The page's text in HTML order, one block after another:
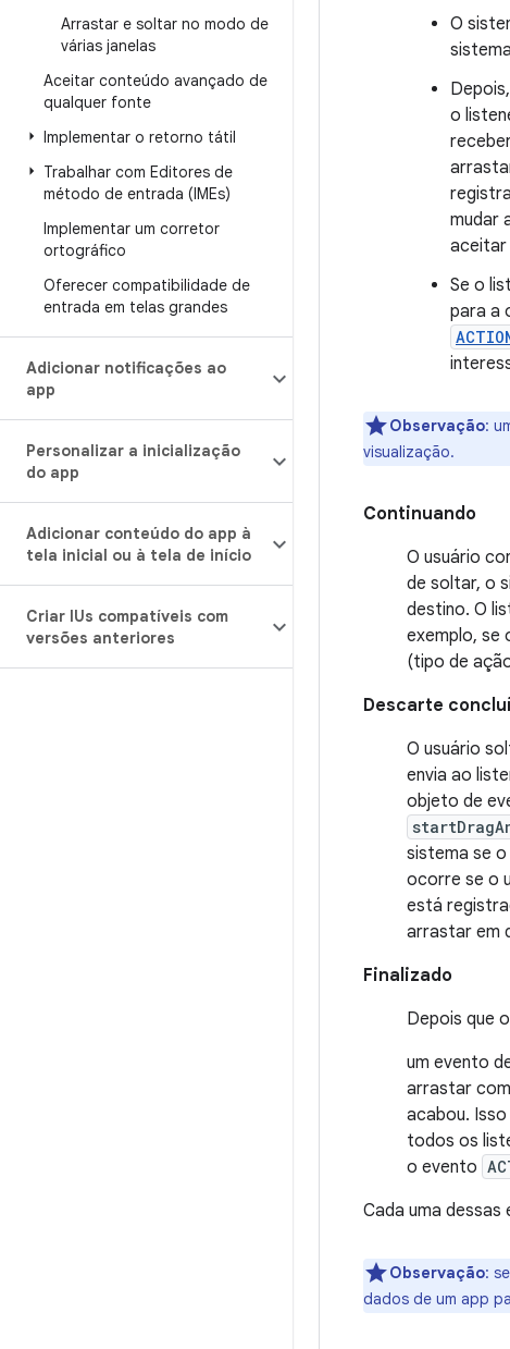
Arrastar e soltar no modo de
várias janelas
Aceitar conteúdo avançado de
qualquer fonte
Implementar o retorno tátil
Trabalhar com Editores de
método de entrada (IMEs)
Implementar um corretor
ortográfico
Oferecer compatibilidade de
entrada em telas grandes
Adicionar notificações ao
app
Personalizar a inicialização
do app
Adicionar conteúdo do app à
tela inicial ou à tela de início
Criar IUs compatíveis com
versões anteriores
O
o
mudar
aceitar
Se o
para a
Observação:
visualização.
Continuando
O usuário
de soltar, o
destino. O
exemplo, se
(tipo de
Descarte
O usuário
envia ao
objeto de
sistema se
ocorre se o
está
arrastar em
Finalizado
Depois que
um evento
arrastar
acabou.
todos os
o evento
Cada uma
Observação:
dados de um app